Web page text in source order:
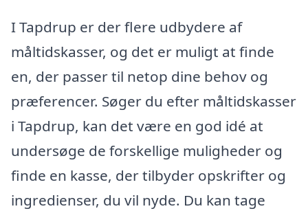
I Tapdrup er der flere udbydere af
måltidskasser, og det er muligt at finde
en, der passer til netop dine behov og
præferencer. Søger du efter måltidskasser
i Tapdrup, kan det være en god idé at
undersøge de forskellige muligheder og
finde en kasse, der tilbyder opskrifter og
ingredienser, du vil nyde. Du kan tage